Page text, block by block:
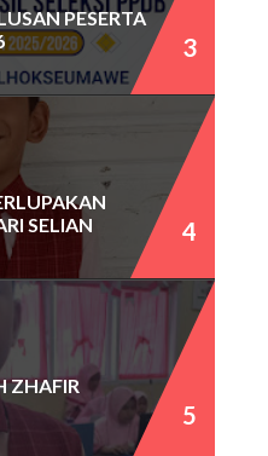
PESERTA
SELIAN
ZHAFIR